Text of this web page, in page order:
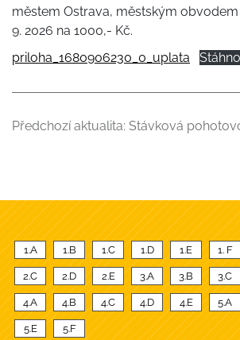
městem Ostrava, městským obvodem
9. 2026 na 1000,- Kč.
priloha_1680906230_0_uplata
Předchozí aktualita: Stávková
1.A 1.B 1.C 1.D 1.E 1. F
2.C 2.D 2.E 3.A 3.B 3.C
4.A 4.B 4.C 4.D 4.E 5.A
5.E 5.F